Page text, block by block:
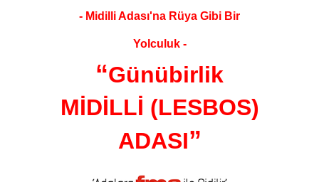
- Midilli Adası'na Rüya Gibi Bir
Yolculuk -
“Günübirlik
MİDİLLİ (LESBOS)
ADASI”